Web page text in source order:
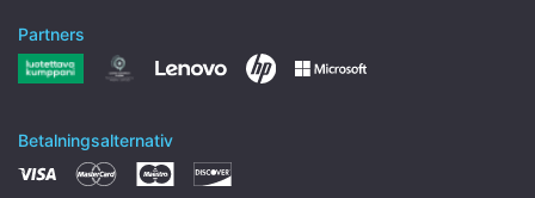
Partners
Betalningsalternativ